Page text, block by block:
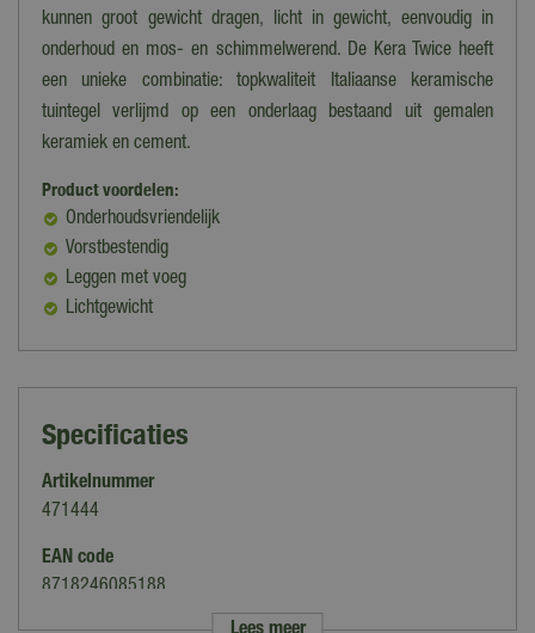
kunnen groot gewicht dragen, licht in gewicht, eenvoudig in
onderhoud en mos- en schimmelwerend. De Kera Twice heeft
een unieke combinatie: topkwaliteit Italiaanse keramische
tuintegel verlijmd op een onderlaag bestaand uit gemalen
keramiek en cement.
Product voordelen:
Onderhoudsvriendelijk
Vorstbestendig
Leggen met voeg
Lichtgewicht
Specificaties
Artikelnummer
471444
EAN code
8718246085188